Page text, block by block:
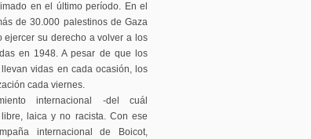
en el último período. En el
de 30.000 palestinos de Gaza
ejercer su derecho a volver a los
en 1948. A pesar de que los
vidas en cada ocasión, los
cada viernes.
internacional -del cuál
laica y no racista. Con ese
internacional de Boicot,